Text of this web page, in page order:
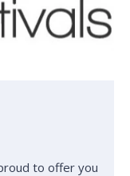
to offer you